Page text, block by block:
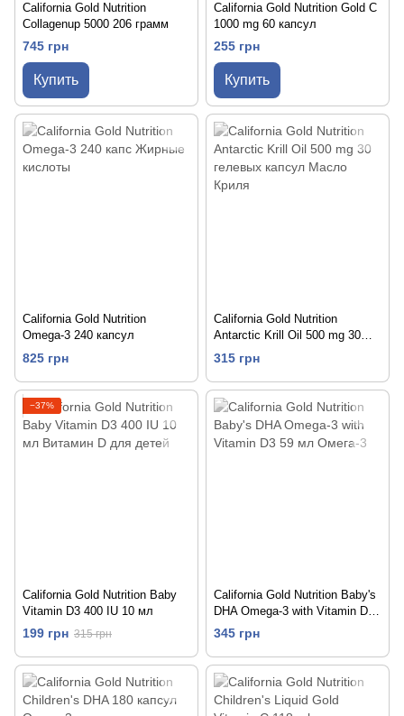
California Gold Nutrition
Collagenup 5000 206 грамм
745 грн
Купить
California Gold Nutrition Gold C
1000 mg 60 капсул
255 грн
Купить
California Gold Nutrition
Omega-3 240 капсул
825 грн
California Gold Nutrition
Antarctic Krill Oil 500 mg 30
гелевых капсул
315 грн
−37%
California Gold Nutrition Baby
Vitamin D3 400 IU 10 мл
199 грн 315 грн
California Gold Nutrition Baby's
DHA Omega-3 with Vitamin D3
59 мл
345 грн